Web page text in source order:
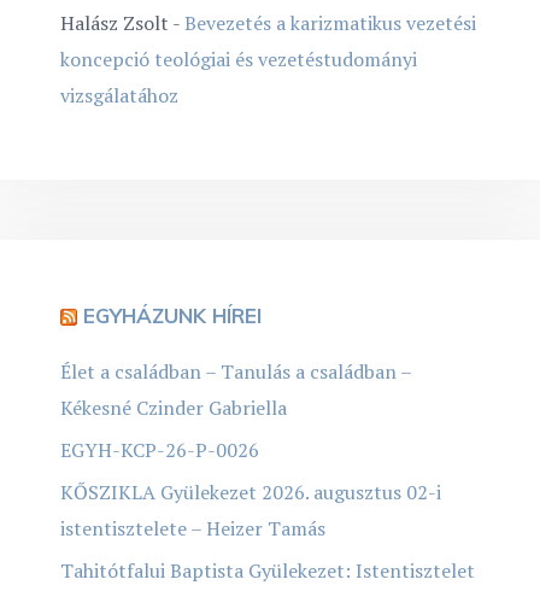
Halász Zsolt -Bevezetés a karizmatikus vezetési
koncepció teológiai és vezetéstudományi
vizsgálatához
EGYHÁZUNK HÍREI
Élet a családban – Tanulás a családban –
Kékesné Czinder Gabriella
EGYH-KCP-26-P-0026
KŐSZIKLA Gyülekezet 2026. augusztus 02-i
istentisztelete – Heizer Tamás
Tahitótfalui Baptista Gyülekezet: Istentisztelet